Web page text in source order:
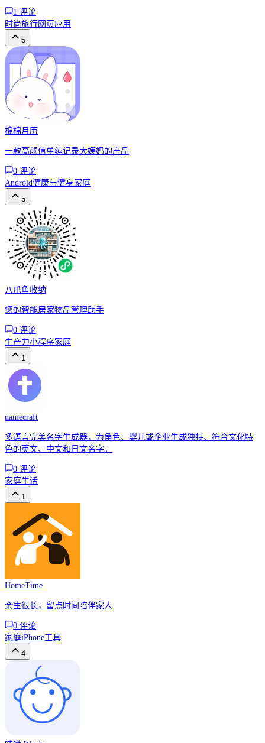
1 评论
时尚旅行网页应用
5
棉棉月历
一款高颜值单纯记录大姨妈的产品
0 评论
Android健康与健身家庭
5
八爪鱼收纳
您的智能居家物品管理助手
0 评论
生产力小程序家庭
1
namecraft
多语言完美名字生成器，为角色、婴儿或企业生成独特、符合文化特
色的英文、中文和日文名字。
0 评论
家庭生活
1
HomeTime
余生很长，留点时间陪伴家人
0 评论
家庭iPhone工具
4